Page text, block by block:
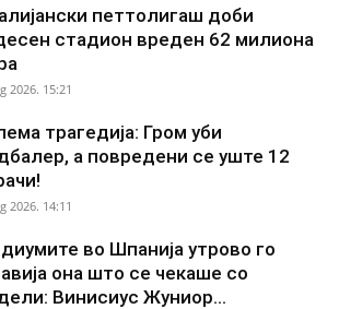
петтолигаш доби
стадион вреден 62 милиона
2026. 15:21
трагедија: Гром уби
а повредени се уште 12
2026. 14:11
во Шпанија утрово го
она што се чекаше со
Винисиус Жуниор...